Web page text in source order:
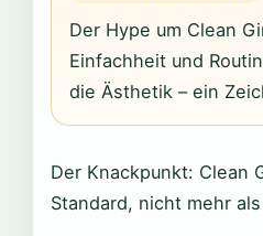
Der Hype um Clean
Einfachheit und
die Ästhetik – ein
Der Knackpunkt: Clean
Standard, nicht mehr